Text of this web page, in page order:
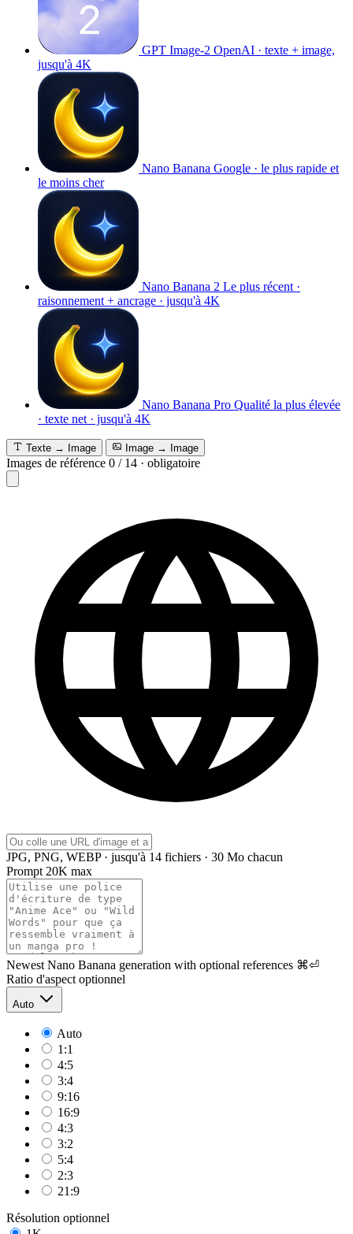
GPT Image-2 OpenAI · texte + image,
jusqu'à 4K
Nano Banana Google · le plus rapide et
le moins cher
Nano Banana 2 Le plus récent ·
raisonnement + ancrage · jusqu'à 4K
Nano Banana Pro Qualité la plus élevée
· texte net · jusqu'à 4K
Texte → Image Image → Image
Images de référence 0 / 14 · obligatoire
JPG, PNG, WEBP · jusqu'à 14 fichiers · 30 Mo chacun
Prompt 20K max
Newest Nano Banana generation with optional references ⌘⏎
Ratio d'aspect optionnel
Auto
Auto
1:1
4:5
3:4
9:16
16:9
4:3
3:2
5:4
2:3
21:9
Résolution optionnel